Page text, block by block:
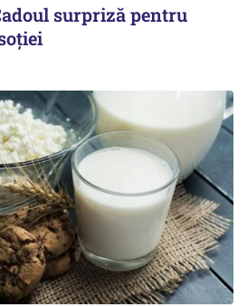
surpriză pentru